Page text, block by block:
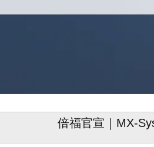
倍福官宣｜